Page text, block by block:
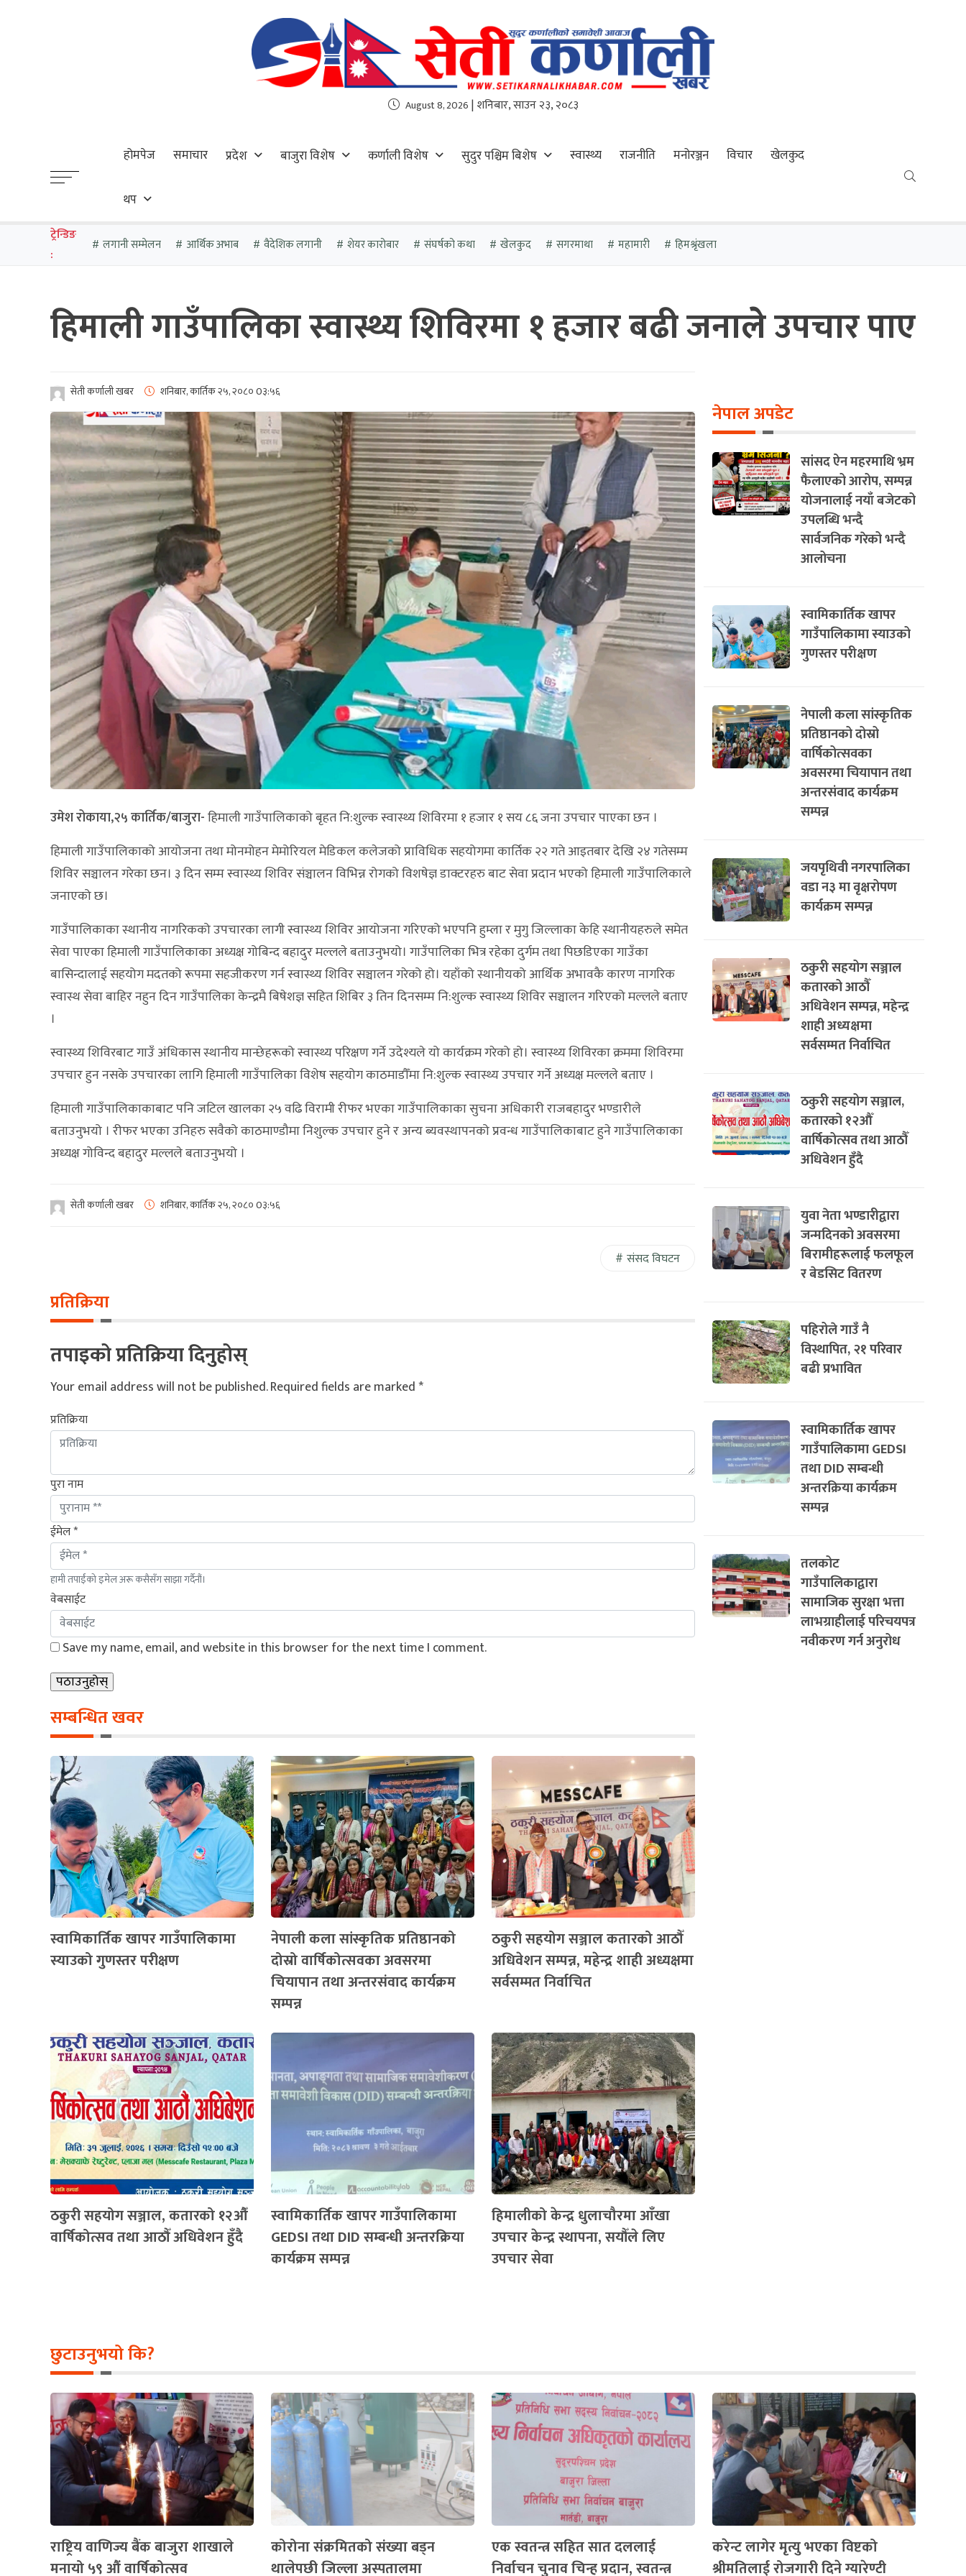
August 8, 2026 | शनिबार, साउन २३, २०८३
होमपेज समाचार प्रदेश बाजुरा विशेष कर्णाली विशेष सुदुर पश्चिम बिशेष स्वास्थ्य राजनीति मनोरञ्जन विचार खेलकुद
थप
ट्रेन्डिङ
:
लगानी सम्मेलन आर्थिक अभाब वैदेशिक लगानी शेयर कारोबार संघर्षको कथा खेलकुद सगरमाथा महामारी हिमश्रृंखला
हिमाली गाउँपालिका स्वास्थ्य शिविरमा १ हजार बढी जनाले उपचार पाए
सेती कर्णाली खबर शनिबार, कार्तिक २५, २०८०0३:५६
उमेश रोकाया,२५ कार्तिक/बाजुरा-हिमाली गाउँपालिकाको बृहत नि:शुल्क स्वास्थ्य शिविरमा १ हजार १ सय ८६ जना उपचार पाएका छन ।
हिमाली गाउँपालिकाको आयोजना तथा मोनमोहन मेमोरियल मेडिकल कलेजको प्राविधिक सहयोगमा कार्तिक २२ गते आइतबार देखि २४ गतेसम्म
शिविर सञ्चालन गरेका छन। ३ दिन सम्म स्वास्थ्य शिविर संञ्चालन विभिन्न रोगको विशषेज्ञ डाक्टरहरु बाट सेवा प्रदान भएको हिमाली गाउँपालिकाले
जनाएको छ।
गाउँपालिकाका स्थानीय नागरिकको उपचारका लागी स्वास्थ्य शिविर आयोजना गरिएको भएपनि हुम्ला र मुगु जिल्लाका केहि स्थानीयहरुले समेत
सेवा पाएका हिमाली गाउँपालिकाका अध्यक्ष गोबिन्द बहादुर मल्लले बताउनुभयो। गाउँपालिका भित्र रहेका दुर्गम तथा पिछडिएका गाउँका
बासिन्दालाई सहयोग मदतको रूपमा सहजीकरण गर्न स्वास्थ्य शिविर सञ्चालन गरेको हो। यहाँको स्थानीयको आर्थिक अभावकै कारण नागरिक
स्वास्थ सेवा बाहिर नहुन दिन गाउँपालिका केन्द्रमै बिषेशज्ञ सहित शिबिर ३ तिन दिनसम्म नि:शुल्क स्वास्थ्य शिविर सञ्चालन गरिएको मल्लले बताए
।
स्वास्थ्य शिविरबाट गाउँ अंधिकास स्थानीय मान्छेहरूको स्वास्थ्य परिक्षण गर्ने उदेश्यले यो कार्यक्रम गरेको हो। स्वास्थ्य शिविरका क्रममा शिविरमा
उपचार हुन नसके उपचारका लागि हिमाली गाउँपालिका विशेष सहयोग काठमाडौँमा नि:शुल्क स्वास्थ्य उपचार गर्ने अध्यक्ष मल्लले बताए ।
हिमाली गाउँपालिकाकाबाट पनि जटिल खालका २५ वढि विरामी रीफर भएका गाउँपालिकाका सुचना अधिकारी राजबहादुर भण्डारीले
बताउनुभयो । रीफर भएका उनिहरु सवैको काठमाण्डौमा निशुल्क उपचार हुने र अन्य ब्यवस्थापनको प्रवन्ध गाउँपालिकाबाट हुने गाउँपालिकाका
अध्यक्ष गोविन्द बहादुर मल्लले बताउनुभयो ।
सेती कर्णाली खबर शनिबार, कार्तिक २५, २०८०0३:५६
संसद विघटन
प्रतिक्रिया
तपाइको प्रतिक्रिया दिनुहोस्
Your email address will not be published.Required fields are marked*
प्रतिक्रिया
पुरा नाम
ईमेल *
हामी तपाईंको इमेल अरू कसैसँग साझा गर्दैनौं।
वेबसाईट
Save my name, email, and website in this browser for the next time I comment.
सम्बन्धित खवर
स्वामिकार्तिक खापर गाउँपालिकामा
स्याउको गुणस्तर परीक्षण
नेपाली कला सांस्कृतिक प्रतिष्ठानको
दोस्रो वार्षिकोत्सवका अवसरमा
चियापान तथा अन्तरसंवाद कार्यक्रम
सम्पन्न
ठकुरी सहयोग सञ्जाल कतारको आठौँ
अधिवेशन सम्पन्न, महेन्द्र शाही अध्यक्षमा
सर्वसम्मत निर्वाचित
ठकुरी सहयोग सञ्जाल, कतारको १२औँ
वार्षिकोत्सव तथा आठौँ अधिवेशन हुँदै
स्वामिकार्तिक खापर गाउँपालिकामा
GEDSI तथा DID सम्बन्धी अन्तरक्रिया
कार्यक्रम सम्पन्न
हिमालीको केन्द्र धुलाचौरमा आँखा
उपचार केन्द्र स्थापना, सयौँले लिए
उपचार सेवा
नेपाल अपडेट
सांसद ऐन महरमाथि भ्रम
फैलाएको आरोप, सम्पन्न
योजनालाई नयाँ बजेटको
उपलब्धि भन्दै
सार्वजनिक गरेको भन्दै
आलोचना
स्वामिकार्तिक खापर
गाउँपालिकामा स्याउको
गुणस्तर परीक्षण
नेपाली कला सांस्कृतिक
प्रतिष्ठानको दोस्रो
वार्षिकोत्सवका
अवसरमा चियापान तथा
अन्तरसंवाद कार्यक्रम
सम्पन्न
जयपृथिवी नगरपालिका
वडा न३ मा वृक्षरोपण
कार्यक्रम सम्पन्न
ठकुरी सहयोग सञ्जाल
कतारको आठौँ
अधिवेशन सम्पन्न, महेन्द्र
शाही अध्यक्षमा
सर्वसम्मत निर्वाचित
ठकुरी सहयोग सञ्जाल,
कतारको १२औँ
वार्षिकोत्सव तथा आठौँ
अधिवेशन हुँदै
युवा नेता भण्डारीद्वारा
जन्मदिनको अवसरमा
बिरामीहरूलाई फलफूल
र बेडसिट वितरण
पहिरोले गाउँ नै
विस्थापित, २१ परिवार
बढी प्रभावित
स्वामिकार्तिक खापर
गाउँपालिकामा GEDSI
तथा DID सम्बन्धी
अन्तरक्रिया कार्यक्रम
सम्पन्न
तलकोट
गाउँपालिकाद्वारा
सामाजिक सुरक्षा भत्ता
लाभग्राहीलाई परिचयपत्र
नवीकरण गर्न अनुरोध
छुटाउनुभयो कि?
राष्ट्रिय वाणिज्य बैंक बाजुरा शाखाले
मनायो ५९ औं वार्षिकोत्सव
कोरोना संक्रमितको संख्या बड्न
थालेपछी जिल्ला अस्पतालमा
एक स्वतन्त्र सहित सात दललाई
निर्वाचन चुनाव चिन्ह प्रदान, स्वतन्त्र
करेन्ट लागेर मृत्यु भएका विष्टको
श्रीमतिलाई रोजगारी दिने ग्यारेण्टी